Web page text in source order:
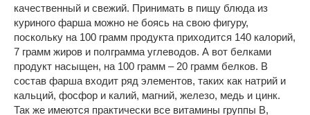
качественный и свежий. Принимать в пищу блюда из
куриного фарша можно не боясь на свою фигуру,
поскольку на 100 грамм продукта приходится 140 калорий,
7 грамм жиров и полграмма углеводов. А вот белками
продукт насыщен, на 100 грамм – 20 грамм белков. В
состав фарша входит ряд элементов, таких как натрий и
кальций, фосфор и калий, магний, железо, медь и цинк.
Так же имеются практически все витамины группы В,